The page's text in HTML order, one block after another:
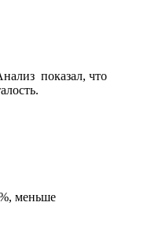
показал, что
меньше